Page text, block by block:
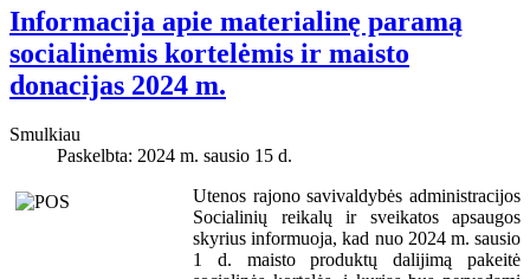
Informacija apie materialinę paramą
socialinėmis kortelėmis ir maisto
donacijas 2024 m.
Smulkiau
Paskelbta: 2024 m. sausio 15 d.
Utenos rajono savivaldybės administracijos
Socialinių reikalų ir sveikatos apsaugos
skyrius informuoja, kad nuo 2024 m. sausio
1 d. maisto produktų dalijimą pakeitė